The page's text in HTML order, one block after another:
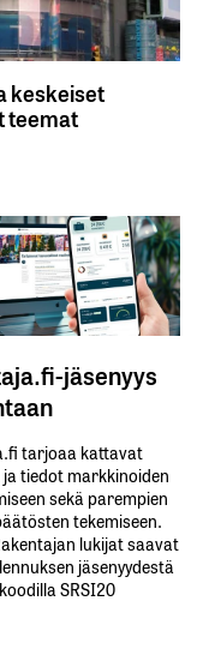
keskeiset
teemat
jäsenyys
tarjoaa kattavat
tiedot markkinoiden
sekä parempien
tekemiseen.
lukijat saavat
jäsenyydestä
SRSI20